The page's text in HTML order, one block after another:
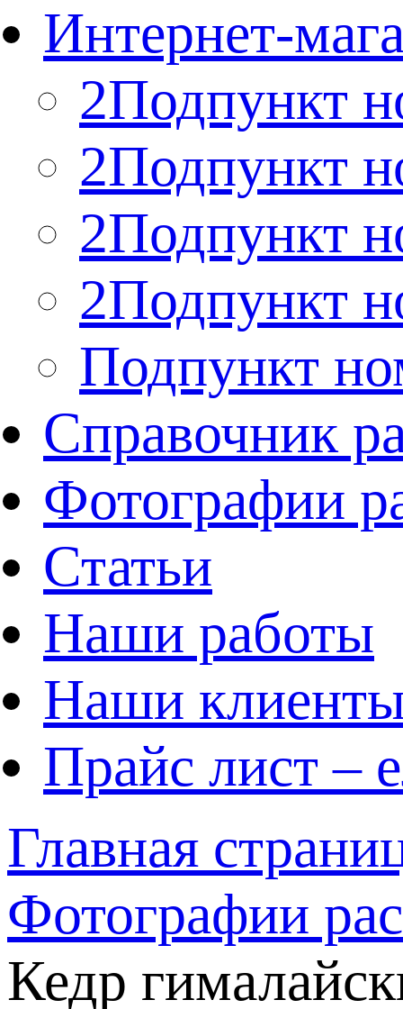
Интернет-
2Подпункт
2Подпункт
2Подпункт
2Подпункт
Подпункт
Справочник
Фотографии
Статьи
Наши работы
Наши
Прайс лист –
Главная
Фотографии
Кедр